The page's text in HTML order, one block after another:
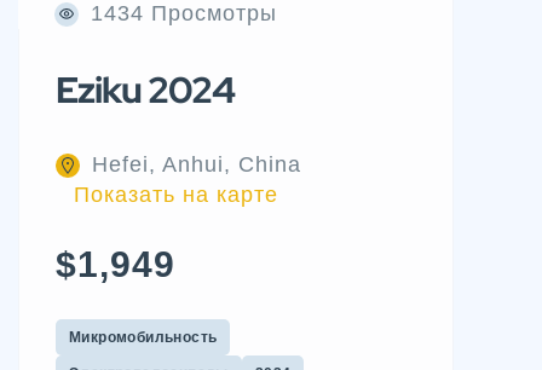
1434 Просмотры
Eziku 2024
Hefei, Anhui, China
Показать на карте
$1,949
Микромобильность